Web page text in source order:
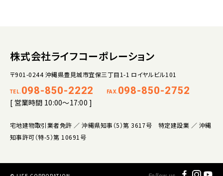
株式会社ライフコーポレーション
〒901-0244 沖縄県豊見城市宜保三丁目1-1 ロイヤルビル101
TEL. 098-850-2222 FAX. 098-850-2752
[ 営業時間 10:00～17:00 ]
宅地建物取引業者免許 ／ 沖縄県知事（5）第 3617号 特定建設業 ／ 沖縄
知事許可（特-5）第 10691号